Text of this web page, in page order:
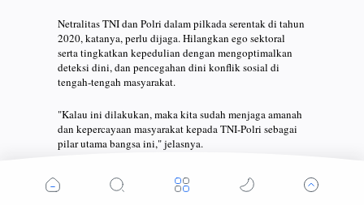
Netralitas TNI dan Polri dalam pilkada serentak di tahun
2020, katanya, perlu dijaga. Hilangkan ego sektoral
serta tingkatkan kepedulian dengan mengoptimalkan
deteksi dini, dan pencegahan dini konflik sosial di
tengah-tengah masyarakat.
"Kalau ini dilakukan, maka kita sudah menjaga amanah
dan kepercayaan masyarakat kepada TNI-Polri sebagai
pilar utama bangsa ini," jelasnya.
Masih kata Gubernur, saat ini peran TNI-Polri berada
pada era perubahan yang terus berkelanjutan, bergerak